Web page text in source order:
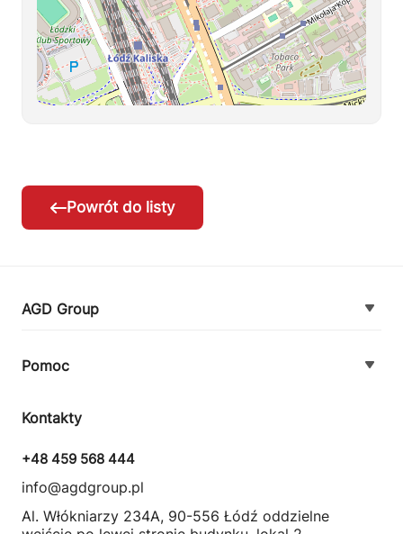
Powrót do listy
AGD Group
Kontakt
Pomoc
Zamówienie i płatność
Zasady dostawy urządzeń
Regulamin usług serwisowych
Kontakty
+48 459 568 444
info@agdgroup.pl
Al. Włókniarzy 234A, 90-556 Łódź oddzielne